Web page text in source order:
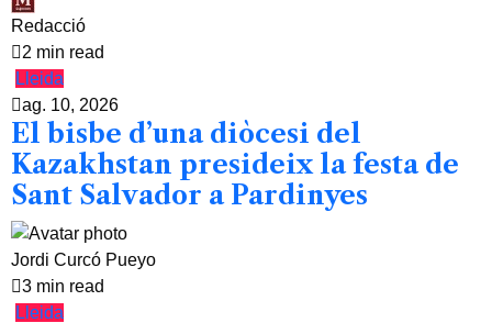
Redacció
2 min read
Lleida
ag. 10, 2026
El bisbe d’una diòcesi del
Kazakhstan presideix la festa de
Sant Salvador a Pardinyes
Jordi Curcó Pueyo
3 min read
Lleida